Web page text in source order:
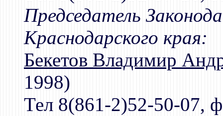
Председатель
Краснодарского края:
Бекетов Владимир
1998)
Тел 8(861-2)52-50-07,